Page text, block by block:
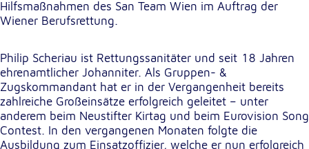
Hilfsmaßnahmen des San Team Wien im Auftrag der
Wiener Berufsrettung.
Philip Scheriau ist Rettungssanitäter und seit 18 Jahren
ehrenamtlicher Johanniter. Als Gruppen- &
Zugskommandant hat er in der Vergangenheit bereits
zahlreiche Großeinsätze erfolgreich geleitet – unter
anderem beim Neustifter Kirtag und beim Eurovision Song
Contest. In den vergangenen Monaten folgte die
Ausbildung zum Einsatzoffizier, welche er nun erfolgreich
Cookie Laufzeit:
Google Tag Manager
Anbieter:
Google LLC